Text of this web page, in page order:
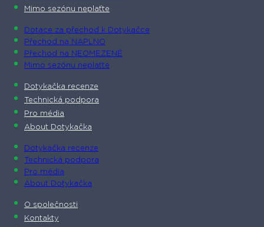
Mimo sezónu neplaťte
Dotace za přechod k Dotykačce
Přechod na NAPLNO
Přechod na NEOMEZENĚ
Mimo sezónu neplaťte
Dotykačka recenze
Technická podpora
Pro média
About Dotykačka
Dotykačka recenze
Technická podpora
Pro média
About Dotykačka
O společnosti
Kontakty